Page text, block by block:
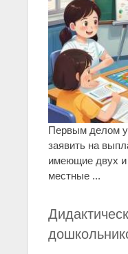
Первым делом
заявить на
имеющие двух и
местные ...